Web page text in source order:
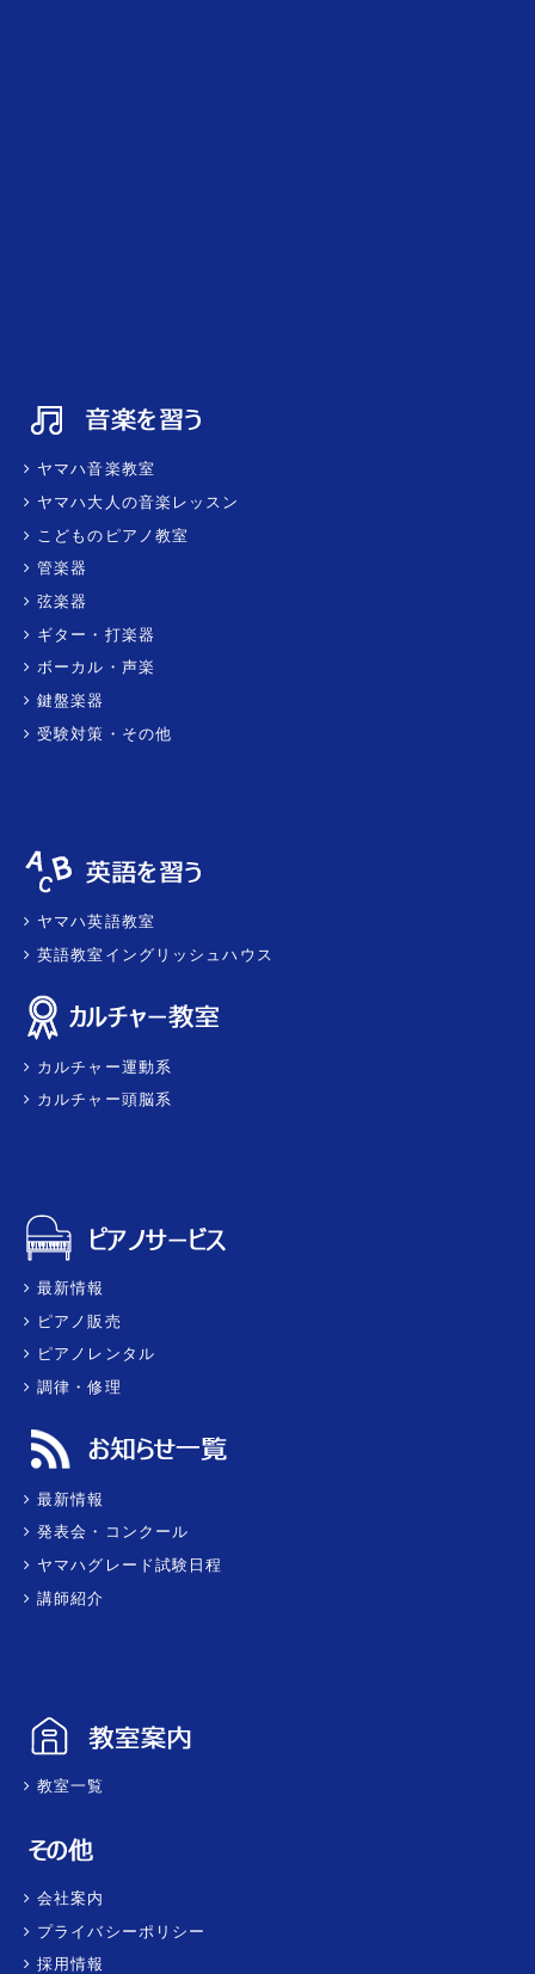
ヤマハ音楽教室
ヤマハ大人の音楽レッスン
こどものピアノ教室
管楽器
弦楽器
ギター・打楽器
ボーカル・声楽
鍵盤楽器
受験対策・その他
ヤマハ英語教室
英語教室イングリッシュハウス
カルチャー運動系
カルチャー頭脳系
最新情報
ピアノ販売
ピアノレンタル
調律・修理
最新情報
発表会・コンクール
ヤマハグレード試験日程
講師紹介
教室一覧
会社案内
プライバシーポリシー
採用情報